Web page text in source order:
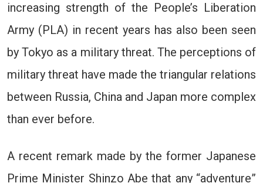
increasing strength of the People’s Liberation
Army (PLA) in recent years has also been seen
by Tokyo as a military threat. The perceptions of
military threat have made the triangular relations
between Russia, China and Japan more complex
than ever before.
A recent remark made by the former Japanese
Prime Minister Shinzo Abe that any “adventure”